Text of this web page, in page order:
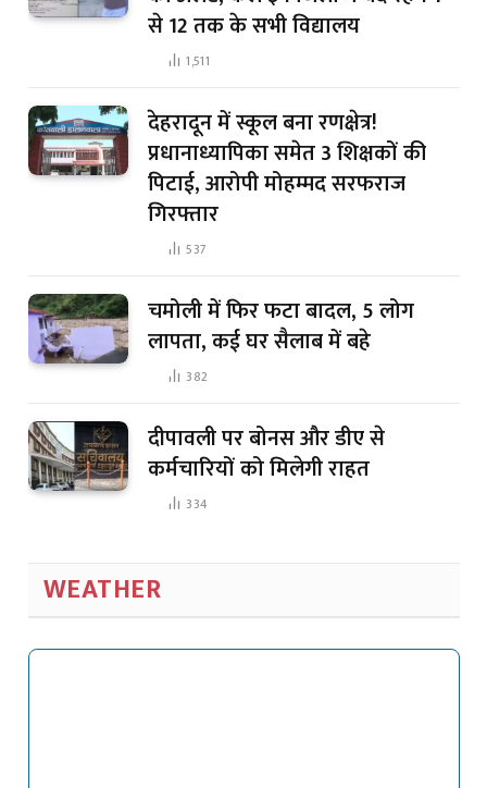
से 12 तक के सभी विद्यालय
1,511
देहरादून में स्कूल बना रणक्षेत्र!
प्रधानाध्यापिका समेत 3 शिक्षकों की
पिटाई, आरोपी मोहम्मद सरफराज
गिरफ्तार
537
चमोली में फिर फटा बादल, 5 लोग
लापता, कई घर सैलाब में बहे
382
दीपावली पर बोनस और डीए से
कर्मचारियों को मिलेगी राहत
334
WEATHER